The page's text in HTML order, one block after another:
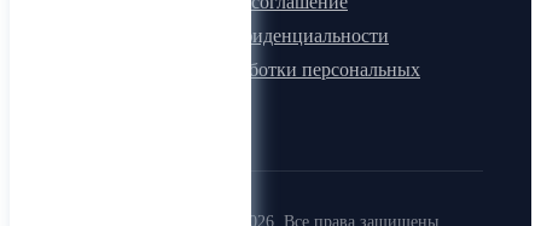
Политика конфиденциальности
Политика обработки персональных
Copyright (c) 2015-2026. Все права защищены